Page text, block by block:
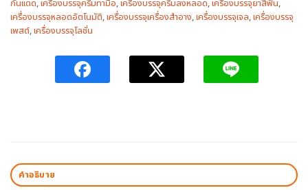
กันแดด,เครื่องบรรจุครีมทามือ,เครื่องบรรจุครีมลงหลอด,เครื่องบรรจุยาสีฟัน,
เครื่องบรรจุหลอดอัตโนมัติ,เครื่องบรรจุเครื่องสำอาง,เครื่องบรรจุเจล,เครื่องบรรจุ
เพสต์,เครื่องบรรจุโลชั่น
คำอธิบาย